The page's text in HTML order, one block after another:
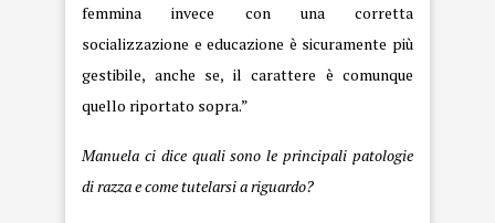
femmina invece con una corretta
socializzazione e educazione è sicuramente più
gestibile, anche se, il carattere è comunque
quello riportato sopra.”
Manuela ci dice quali sono le principali patologie
di razza e come tutelarsi a riguardo?